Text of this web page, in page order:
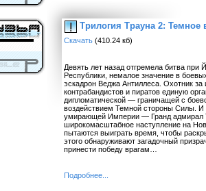
Трилогия Трауна 2:
Скачать (410.24 кб)
Девять лет назад отгремела битва
Республики, немалое значение в
эскадрон Веджа Антиллеса. Охотник
контрабандистов и пиратов единую
дипломатической — граничащей с
воздействием Темной стороны Силы.
умирающей Империи — Гранд адмирал
широкомасштабное наступление на
пытаются выиграть время, чтобы
этого обнаруживают загадочный
принести победу врагам…
Подробнее...